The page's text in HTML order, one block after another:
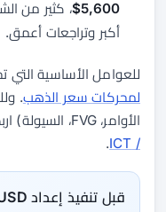
5,600$ ، كثير من
أكبر وتراجعات أعمق.
للعوامل الأساسية التي
لمحركات سعر الذهب.
الأوامر، FVG، السيولة) اربط هذا الدليل بـ
/ ICT
.
قبل تنفيذ إعداد XAU/USD الحقيقي: